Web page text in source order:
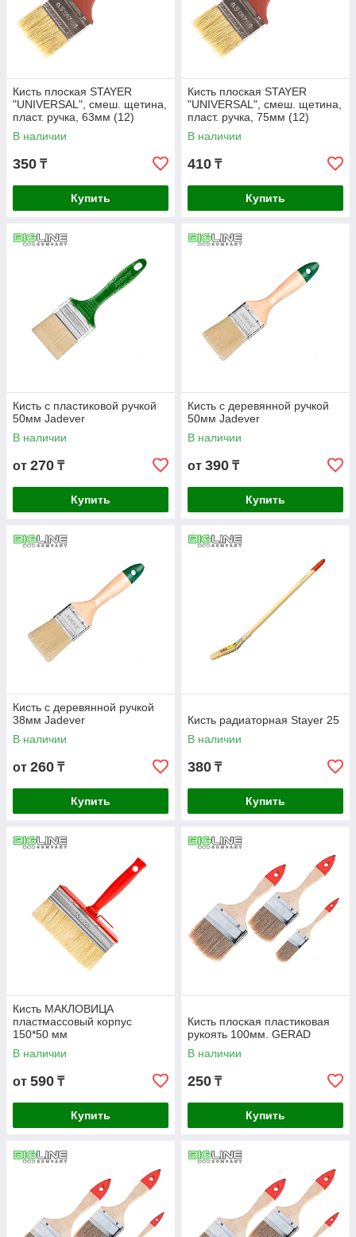
Кисть плоская STAYER
"UNIVERSAL", смеш. щетина,
пласт. ручка, 63мм (12)
В наличии
350 ₸
Купить
Кисть плоская STAYER
"UNIVERSAL", смеш. щетина,
пласт. ручка, 75мм (12)
В наличии
410 ₸
Купить
Кисть с пластиковой ручкой
50мм Jadever
В наличии
от 270 ₸
Купить
Кисть с деревянной ручкой
50мм Jadever
В наличии
от 390 ₸
Купить
Кисть с деревянной ручкой
38мм Jadever
В наличии
от 260 ₸
Купить
Кисть радиаторная Stayer 25
В наличии
380 ₸
Купить
Кисть МАКЛОВИЦА
пластмассовый корпус
150*50 мм
В наличии
от 590 ₸
Купить
Кисть плоская пластиковая
рукоять 100мм. GERAD
В наличии
250 ₸
Купить